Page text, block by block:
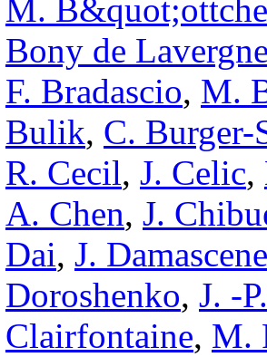
M.
Bony de
F. Bradascio, M.
Bulik, C. Burger-
R. Cecil, J. Celic,
A. Chen, J.
Dai, J.
Doroshenko, J. -
Clairfontaine, M.